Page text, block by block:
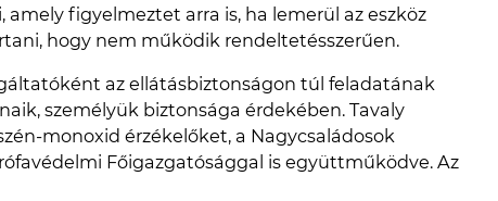
amely figyelmeztet arra is, ha lemerül az eszköz
hogy nem működik rendeltetésszerűen.
az ellátásbiztonságon túl feladatának
személyük biztonsága érdekében. Tavaly
monoxid érzékelőket, a Nagycsaládosok
Főigazgatósággal is együttműködve. Az